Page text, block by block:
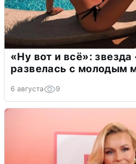
«Ну вот и всё»:
развелась с молодым
6 августа 9